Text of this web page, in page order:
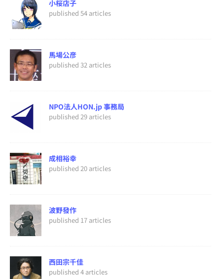
小桜店子
published 54 articles
馬場公彦
published 32 articles
NPO法人HON.jp 事務局
published 29 articles
成相裕幸
published 20 articles
波野發作
published 17 articles
西田宗千佳
published 4 articles